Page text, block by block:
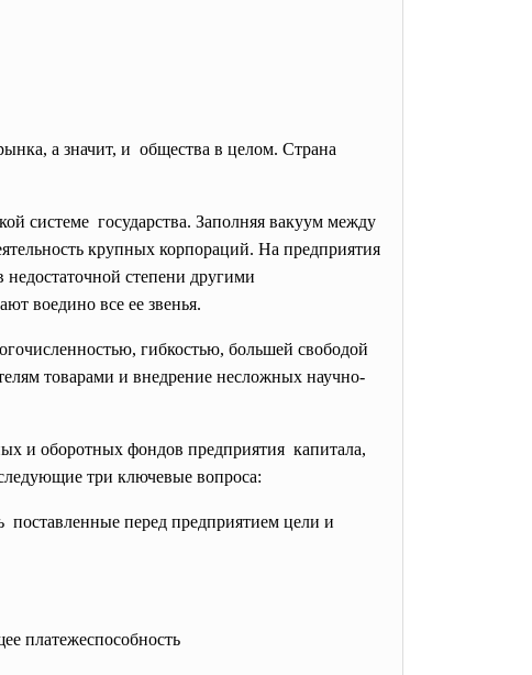
а значит, и общества в целом. Страна
системе государства. Заполняя вакуум между
крупных корпораций. На предприятия
степени другими
воедино все ее звенья.
гибкостью, большей свободой
товарами и внедрение несложных научно-
и оборотных фондов предприятия капитала,
три ключевые вопроса:
поставленные перед предприятием цели и
платежеспособность